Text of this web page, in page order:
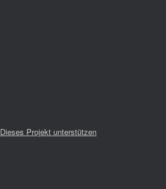
Dieses Projekt unterstützen